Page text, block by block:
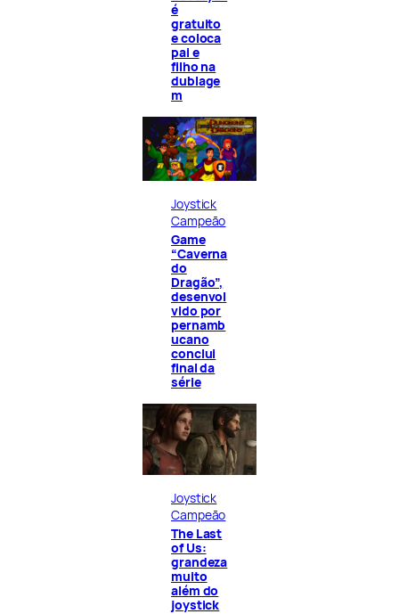
é
gratuito
e coloca
pai e
filho na
dublage
m
Joystick
Campeão
Game
“Caverna
do
Dragão”,
desenvol
vido por
pernamb
ucano
conclui
final da
série
Joystick
Campeão
The Last
of Us:
grandeza
muito
além do
joystick